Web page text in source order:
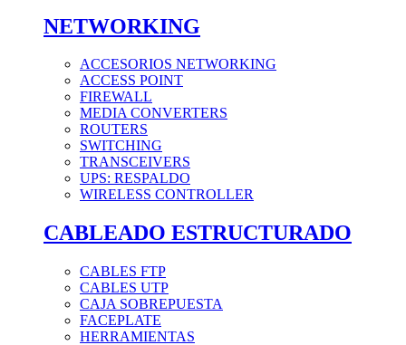
NETWORKING
ACCESORIOS NETWORKING
ACCESS POINT
FIREWALL
MEDIA CONVERTERS
ROUTERS
SWITCHING
TRANSCEIVERS
UPS: RESPALDO
WIRELESS CONTROLLER
CABLEADO ESTRUCTURADO
CABLES FTP
CABLES UTP
CAJA SOBREPUESTA
FACEPLATE
HERRAMIENTAS